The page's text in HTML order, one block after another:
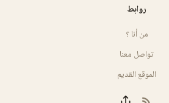
روابط
من أنا ؟
تواصل معنا
الموقع القديم